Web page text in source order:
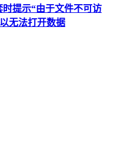
提示“由于文件不可访
无法打开数据